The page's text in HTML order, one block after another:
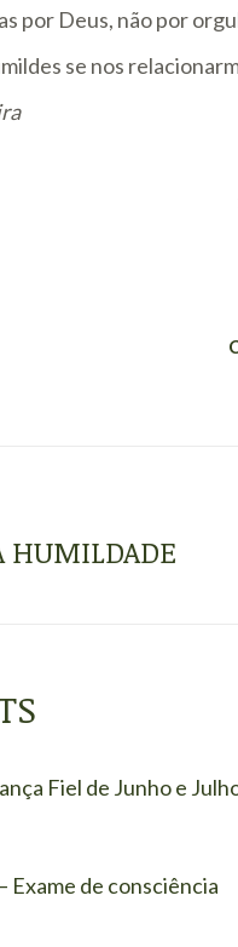
por Deus, não por
se nos
HUMILDADE
Fiel de Junho e
Exame de consciência